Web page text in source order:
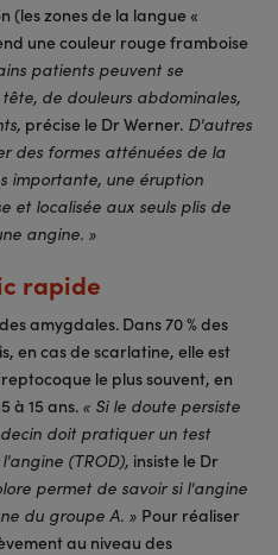
(les zones de la langue «
une couleur rouge framboise
patients peuvent se
de douleurs abdominales,
précise le Dr Werner. D'autres
des formes atténuées de la
importante, une éruption
et localisée aux seuls plis de
angine. »
rapide
amygdales. Dans 70 % des
en cas de scarlatine, elle est
le plus souvent, en
à 15 ans. « Si le doute persiste
doit pratiquer un test
(TROD), insiste le Dr
permet de savoir si l'angine
du groupe A. » Pour réaliser
au niveau des